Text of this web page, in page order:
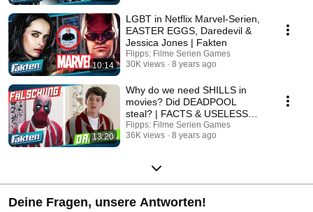
10:14
LGBT in Netflix Marvel-Serien,
EASTER EGGS, Daredevil &
Jessica Jones | Fakten
Flipps: Filme Serien Games
30K views
8 years ago
13:20
Why do we need SHILLS in
movies? Did DEADPOOL
steal? | FACTS & USELESS
movie trivia
Flipps: Filme Serien Games
36K views
8 years ago
Deine Fragen, unsere Antworten!